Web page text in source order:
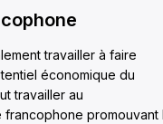
travailler à faire
économique du
travailler au
francophone promouvant